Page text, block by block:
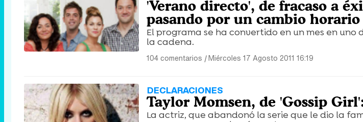
'Verano directo', de fracaso a
pasando por un cambio horario
El programa se ha convertido en un mes en uno
la cadena.
104 comentarios |Miércoles 17 Agosto 2011 16:19
DECLARACIONES
Taylor Momsen, de 'Gossip
La actriz, que abandonó la serie que le dio la